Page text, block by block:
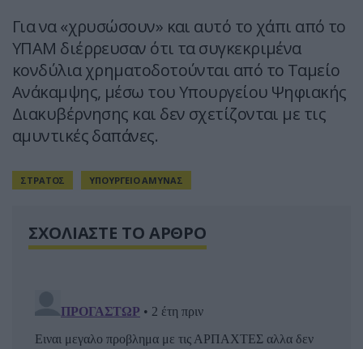
Για να «χρυσώσουν» και αυτό το χάπι από το
ΥΠΑΜ διέρρευσαν ότι τα συγκεκριμένα
κονδύλια χρηματοδοτούνται από το Ταμείο
Ανάκαμψης, μέσω του Υπουργείου Ψηφιακής
Διακυβέρνησης και δεν σχετίζονται με τις
αμυντικές δαπάνες.
ΣΤΡΑΤΟΣ ΥΠΟΥΡΓΕΙΟ ΑΜΥΝΑΣ
ΣΧΟΛΙΑΣΤΕ ΤΟ ΑΡΘΡΟ